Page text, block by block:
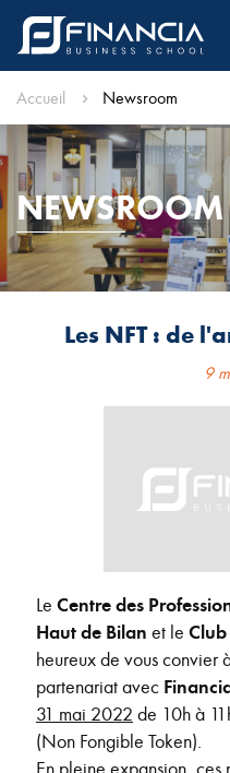
Accueil Newsroom
NEWSROOM
Les NFT : de
9
Le Centre des
Haut de Bilan et le Club
heureux de vous convier
partenariat avec
31 mai 2022 de 10h à
(Non Fongible Token).